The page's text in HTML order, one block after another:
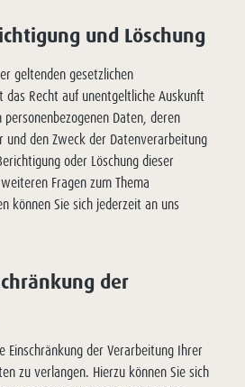
und Löschung
geltenden gesetzlichen
das Recht auf unentgeltliche Auskunft
Daten, deren
und den Zweck der Datenverarbeitung
oder Löschung dieser
Fragen zum Thema
können Sie sich jederzeit an uns
der
Einschränkung der Verarbeitung Ihrer
zu verlangen. Hierzu können Sie sich